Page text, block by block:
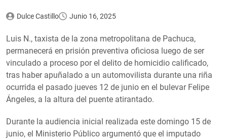
Dulce Castillo Junio 16, 2025
Luis N., taxista de la zona metropolitana de Pachuca,
permanecerá en prisión preventiva oficiosa luego de ser
vinculado a proceso por el delito de homicidio calificado,
tras haber apuñalado a un automovilista durante una riña
ocurrida el pasado jueves 12 de junio en el bulevar Felipe
Ángeles, a la altura del puente atirantado.
Durante la audiencia inicial realizada este domingo 15 de
junio, el Ministerio Público argumentó que el imputado